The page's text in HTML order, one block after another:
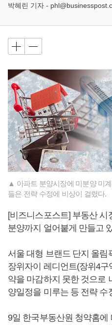
박혜린 기자 -
▲ 아파트 분양시장에 미분양 미
들은 전략 수정에 비상이 걸렸다.
[비즈니스포스트] 부동산
분양까지 얼어붙게 만들고
서울 대형 브랜드 단지 올
장위자이 레디언트(장위4
약을 마감하지 못한 것으로
양일정을 미루는 등 전략 수
9일 한국부동산원 청약홈